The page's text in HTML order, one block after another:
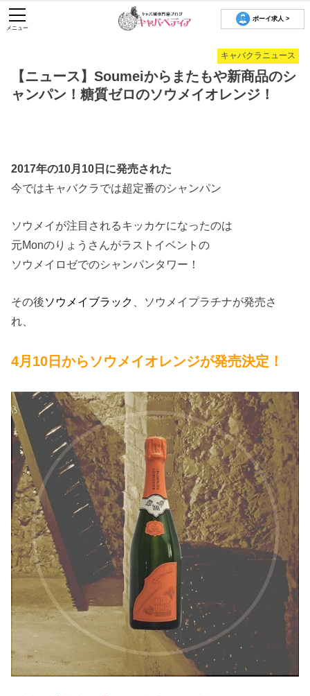
ボーイ求人 >
メニュー
キャバクラニュース
【ニュース】Soumeiからまたもや新商品のシ
ャンパン！糖質ゼロのソウメイオレンジ！
2017年の10月10日に発売された
今ではキャバクラでは超定番のシャンパン
ソウメイが注目されるキッカケになったのは
元Monのりょうさんがラストイベントの
ソウメイロゼでのシャンパンタワー！
その後ソウメイブラック
、ソウメイプラチナが発売さ
れ、
4月10日からソウメイオレンジが発売決定！